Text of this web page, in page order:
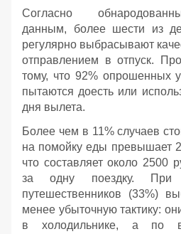
Согласно
данным, более шести из
регулярно выбрасывают
отправлением в отпуск.
тому, что 92% опрошенных
пытаются доесть или
дня вылета.
Более чем в 11% случаев
на помойку еды превышает
что составляет около 2500
за одну поездку.
путешественников (33%)
менее убыточную тактику:
в холодильнике, а по